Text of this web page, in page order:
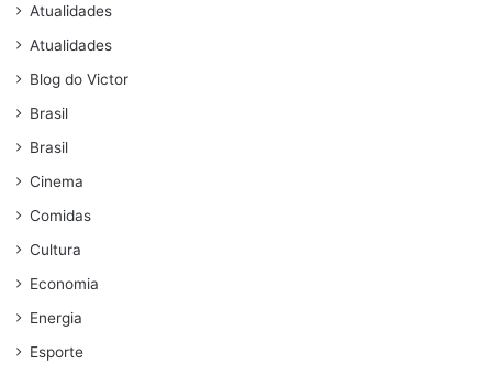
Atualidades
Atualidades
Blog do Victor
Brasil
Brasil
Cinema
Comidas
Cultura
Economia
Energia
Esporte